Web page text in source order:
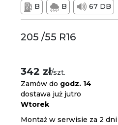
B B 67 DB
205 /55 R16
342 zł/szt.
Zamów do godz. 14
dostawa już jutro
Wtorek
Montaż w serwisie za 2 dni